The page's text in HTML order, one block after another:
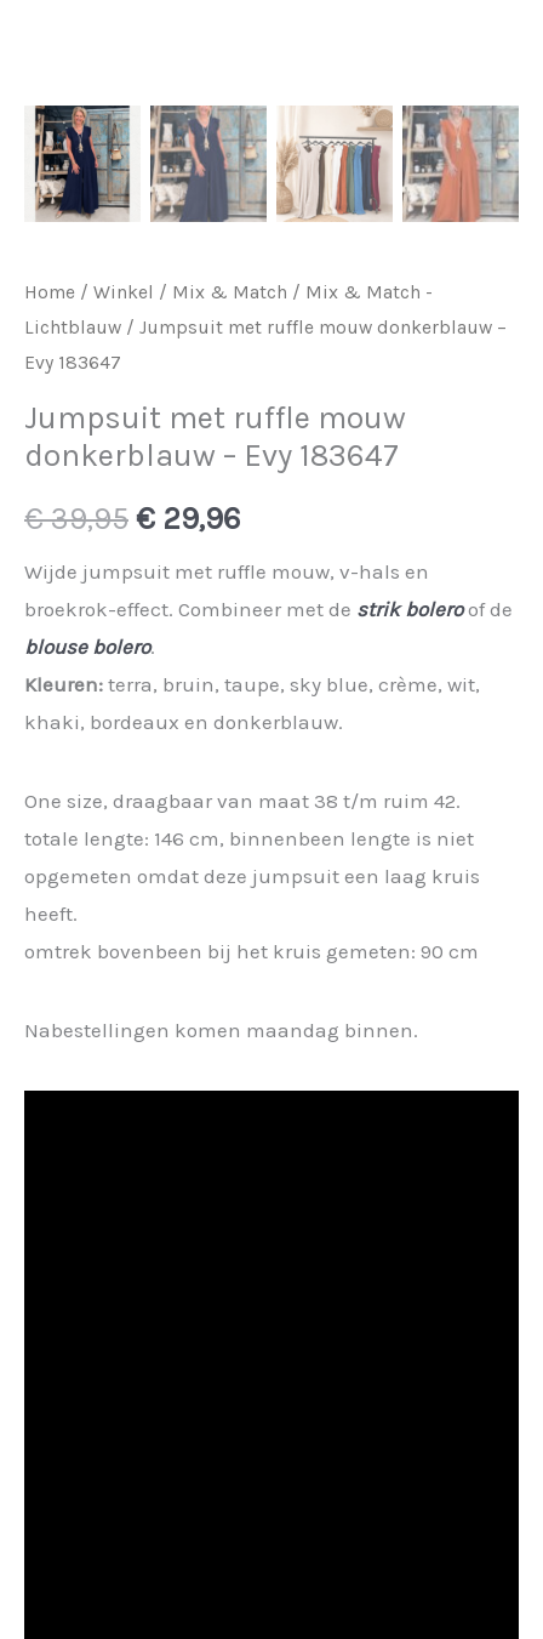
Home / Winkel / Mix & Match / Mix & Match -
Lichtblauw / Jumpsuit met ruffle mouw donkerblauw –
Evy 183647
Jumpsuit met ruffle mouw
donkerblauw – Evy 183647
€39,95 Oorspronkelijke
prijs
€ 39,95.
€ 29,96Huidige
prijs
€ 29,96.
Wijde jumpsuit met ruffle mouw, v-hals en
broekrok-effect. Combineer met de strik boleroof de
blouse bolero.
Kleuren: terra, bruin, taupe, sky blue, crème, wit,
khaki, bordeaux en donkerblauw.
One size, draagbaar van maat 38 t/m ruim 42.
totale lengte: 146 cm, binnenbeen lengte is niet
opgemeten omdat deze jumpsuit een laag kruis
heeft.
omtrek bovenbeen bij het kruis gemeten: 90 cm
Nabestellingen komen maandag binnen.